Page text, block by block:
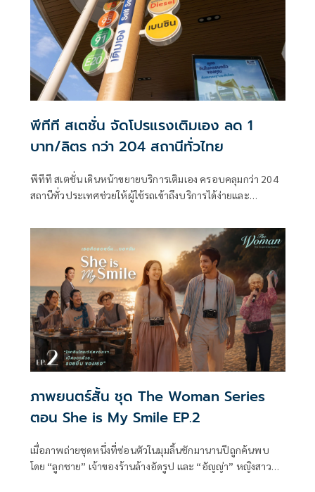
สว่าง ผ่านพ้นช่วงเวลาอันยากลำบาก ก่อนจะกลับมาเข้าใจ และ
ร่วมกันสานฝันที่จะส่งมอบรอยยิ้มนั้นไปสู่ผู้คน เพื่อสร้างพลัง
และแรงบันดาลใจให้ทุกชีวิตได้ก้าวต่อไปอย่างมีความสุข
พีทีที สเตชั่น จัดโปรแรงเติมเอง ลด 1
บาท/ลิตร กว่า 204 สถานีทั่วไทย
พีทีที สเตชั่น เดินหน้าขยายบริการเติมเอง ครอบคลุมกว่า 204
สถานีทั่วประเทศช่วยให้ผู้ใช้รถเข้าถึงบริการได้ง่ายและ
เวลาเร่งด่วน
ภาพยนตร์สั้น ชุด The Woman Series
ตอน She is My Smile EP.2
เมื่อภาพถ่ายชุดหนึ่งที่ซ่อนตัวในมุมลิ้นชักมานานปีถูกค้นพบ
โดย “ลูกชาย” เจ้าของร้านล้างอัดรูป และ “อัญญ่า” หญิงสาวผู้มี